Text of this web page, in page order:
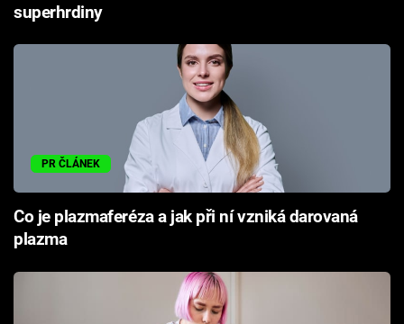
superhrdiny
PR ČLÁNEK
Co je plazmaferéza a jak při ní vzniká darovaná
plazma